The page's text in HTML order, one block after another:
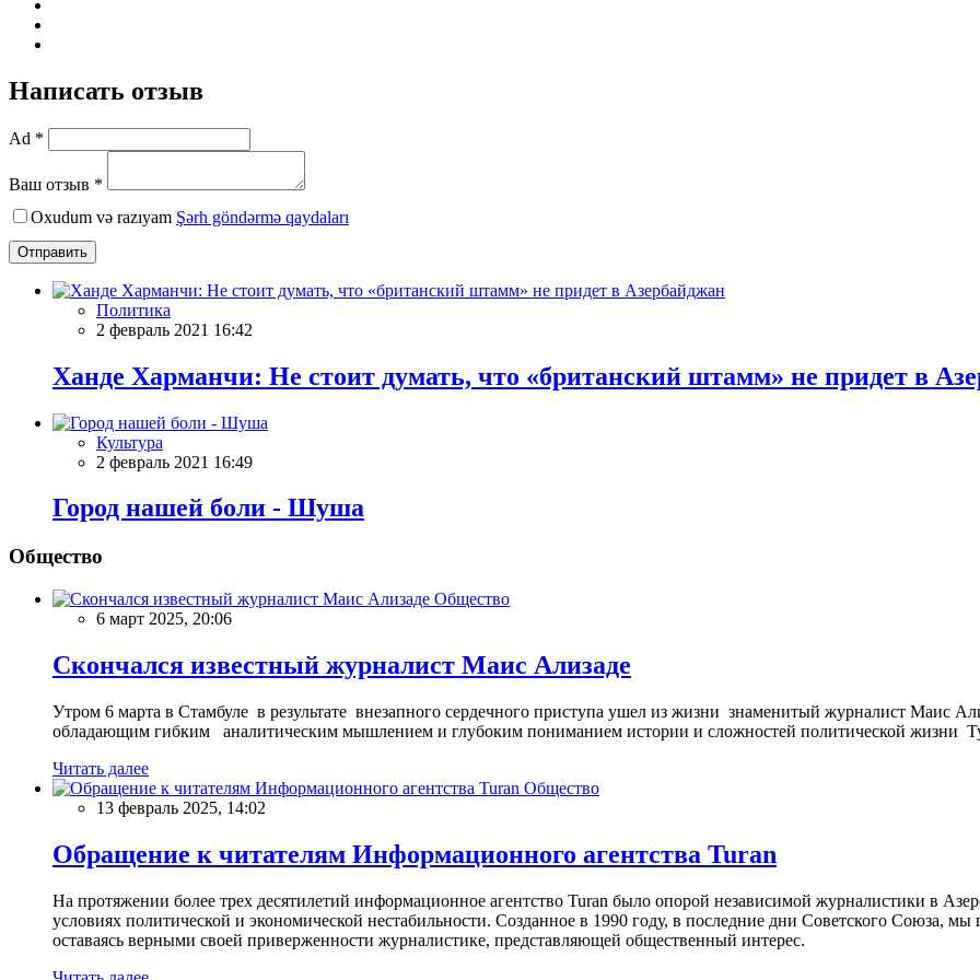
Написать отзыв
Ad *
Ваш отзыв *
Oxudum və razıyam Şərh göndərmə qaydaları
Отправить
Политика
2 февраль 2021 16:42
Ханде Харманчи: Не стоит думать, что «британский штамм» не придет в
Культура
2 февраль 2021 16:49
Город нашей боли - Шуша
Общество
Общество
6 март 2025, 20:06
Скончался известный журналист Маис Ализаде
Утром 6 марта в Стамбуле в результате внезапного сердечного приступа ушел из жизни знаменитый журналист Маис
обладающим гибким аналитическим мышлением и глубоким пониманием истории и сложностей политической жизни
Читать далее
Общество
13 февраль 2025, 14:02
Обращение к читателям Информационного агентства Turan
На протяжении более трех десятилетий информационное агентство Turan было опорой независимой журналистики в
условиях политической и экономической нестабильности. Созданное в 1990 году, в последние дни Советского Союза,
оставаясь верными своей приверженности журналистике, представляющей общественный интерес.